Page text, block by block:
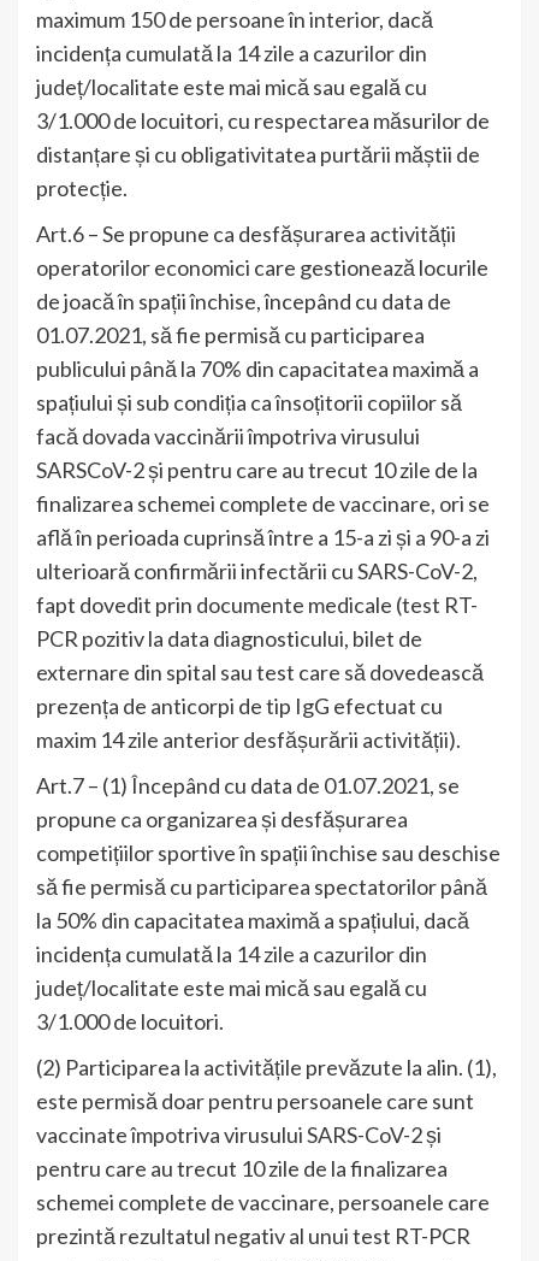
maximum 150 de persoane în interior, dacă
incidența cumulată la 14 zile a cazurilor din
județ/localitate este mai mică sau egală cu
3/1.000 de locuitori, cu respectarea măsurilor de
distanțare și cu obligativitatea purtării măștii de
protecție.
Art.6 – Se propune ca desfășurarea activității
operatorilor economici care gestionează locurile
de joacă în spații închise, începând cu data de
01.07.2021, să fie permisă cu participarea
publicului până la 70% din capacitatea maximă a
spațiului și sub condiția ca însoțitorii copiilor să
facă dovada vaccinării împotriva virusului
SARSCoV-2 și pentru care au trecut 10 zile de la
finalizarea schemei complete de vaccinare, ori se
află în perioada cuprinsă între a 15-a zi și a 90-a zi
ulterioară confirmării infectării cu SARS-CoV-2,
fapt dovedit prin documente medicale (test RT-
PCR pozitiv la data diagnosticului, bilet de
externare din spital sau test care să dovedească
prezența de anticorpi de tip IgG efectuat cu
maxim 14 zile anterior desfășurării activității).
Art.7 – (1) Începând cu data de 01.07.2021, se
propune ca organizarea și desfășurarea
competițiilor sportive în spații închise sau deschise
să fie permisă cu participarea spectatorilor până
la 50% din capacitatea maximă a spațiului, dacă
incidența cumulată la 14 zile a cazurilor din
județ/localitate este mai mică sau egală cu
3/1.000 de locuitori.
(2) Participarea la activitățile prevăzute la alin. (1),
este permisă doar pentru persoanele care sunt
vaccinate împotriva virusului SARS-CoV-2 și
pentru care au trecut 10 zile de la finalizarea
schemei complete de vaccinare, persoanele care
prezintă rezultatul negativ al unui test RT-PCR